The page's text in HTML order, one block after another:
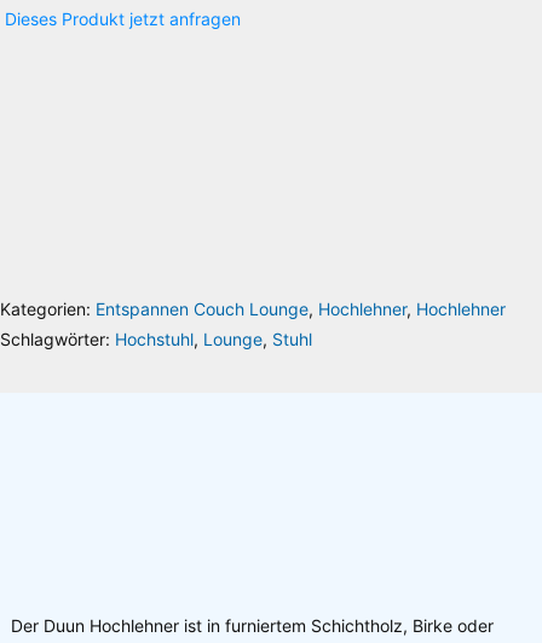
Dieses Produkt jetzt anfragen
Kategorien: Entspannen Couch Lounge, Hochlehner, Hochlehner
Schlagwörter: Hochstuhl, Lounge, Stuhl
Der Duun Hochlehner ist in furniertem Schichtholz, Birke oder